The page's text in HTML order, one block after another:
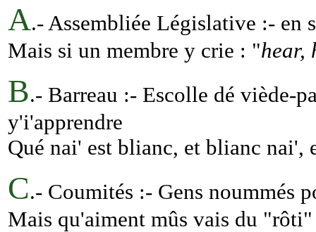
A.- Assembliée Législative :- en
Mais si un membre y crie : "hear,
B.- Barreau :- Escolle dé viède-
y'i'apprendre
Qué nai' est blianc, et blianc nai',
C.- Coumités :- Gens noummés
Mais qu'aiment mûs vais du